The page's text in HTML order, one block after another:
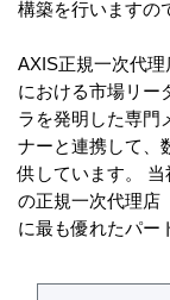
構築を行いますの
AXIS正規一次代
における市場リー
ラを発明した専門
ナーと連携して、
供しています。
の正規一次代理店
に最も優れたパー